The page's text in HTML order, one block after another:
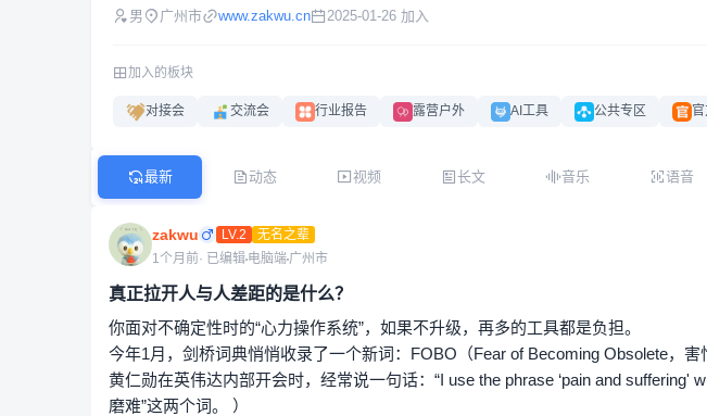
男 广州市 www.zakwu.cn 2025-01-26 加入
加入的板块
对接会 交流会 行业报告 露营户外 AI工具 公共专区
最新 动态 视频 长文 音乐 语音
zakwu LV.2
无名之辈
1个月前· 已编辑 电脑端 广州市
真正拉开人与人差距的是什么？
你面对不确定性时的“心力操作系统”，如果不升级，再多的工具都是负担。
今年1月，剑桥词典悄悄收录了一个新词：FOBO（Fear of Becoming Obsolete，害
黄仁勋在英伟达内部开会时，经常说一句话：“I use the phrase ‘pain and suffering'
磨难”这两个词。 ）